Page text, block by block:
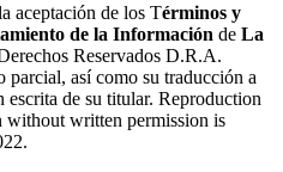
aceptación de los Términos y
de la Información de La
Reservados D.R.A.
así como su traducción a
de su titular. Reproduction
written permission is